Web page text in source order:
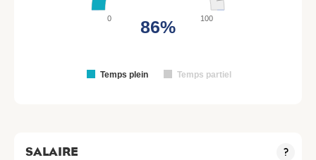
Temps plein Temps partiel
0 100
86%
SALAIRE ?